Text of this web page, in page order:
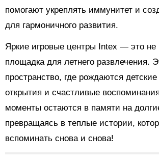
помогают укреплять иммунитет и
для гармоничного развития.
Яркие игровые центры Intex — это не
площадка для летнего развлечения.
пространство, где рождаются
открытия и счастливые
моменты остаются в памяти на
превращаясь в теплые истории,
вспоминать снова и снова!